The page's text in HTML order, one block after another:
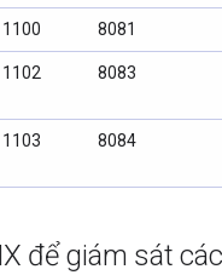
1100 8081
1102 8083
1103 8084
để giám sát